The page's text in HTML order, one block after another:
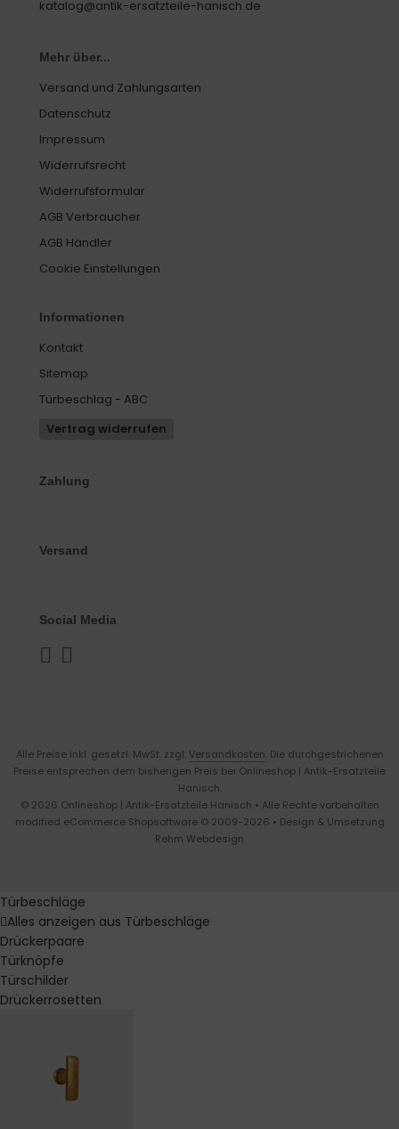
katalog@antik-ersatzteile-hanisch.de
Mehr über...
Versand und Zahlungsarten
Datenschutz
Impressum
Widerrufsrecht
Widerrufsformular
AGB Verbraucher
AGB Händler
Cookie Einstellungen
Informationen
Kontakt
Sitemap
Türbeschlag - ABC
Vertrag widerrufen
Zahlung
Versand
Social Media
Alle Preise inkl. gesetzl. MwSt. zzgl. Versandkosten . Die durchgestrichenen
Preise entsprechen dem bisherigen Preis bei Onlineshop | Antik-Ersatzteile
Hanisch.
© 2026 Onlineshop | Antik-Ersatzteile Hanisch • Alle Rechte vorbehalten
modified eCommerce Shopsoftware © 2009-2026 • Design & Umsetzung
Rehm Webdesign
Türbeschläge
Alles anzeigen aus Türbeschläge
Drückerpaare
Türknöpfe
Türschilder
Drückerrosetten